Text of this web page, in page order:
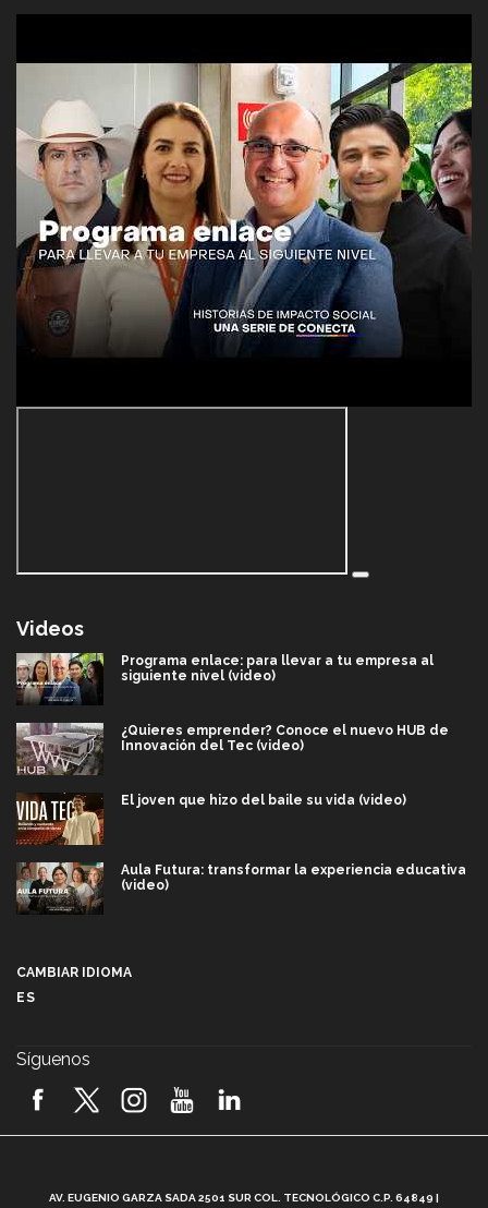
Videos
Programa enlace: para llevar a tu empresa al
siguiente nivel (video)
¿Quieres emprender? Conoce el nuevo HUB de
Innovación del Tec (video)
El joven que hizo del baile su vida (video)
Aula Futura: transformar la experiencia educativa
(video)
2026! (video)
CAMBIAR IDIOMA
ES
Síguenos
AV. EUGENIO GARZA SADA 2501 SUR COL. TECNOLÓGICO C.P. 64849 |